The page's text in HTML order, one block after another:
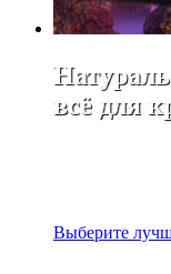
всё для
Выберите